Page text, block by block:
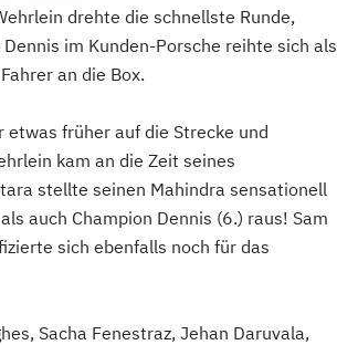
drehte die schnellste Runde,
im Kunden-Porsche reihte sich als
an die Box.
früher auf die Strecke und
kam an die Zeit seines
stellte seinen Mahindra sensationell
auch Champion Dennis (6.) raus! Sam
sich ebenfalls noch für das
Sacha Fenestraz, Jehan Daruvala,